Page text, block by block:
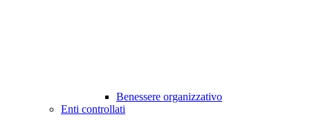
Benessere organizzativo
Enti controllati